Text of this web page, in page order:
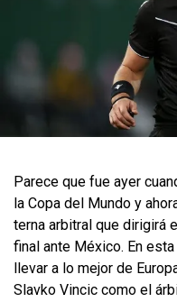
Parece que fue ayer
la Copa del Mundo y
terna arbitral que dirigirá
final ante México. En
llevar a lo mejor de
Slavko Vincic como el